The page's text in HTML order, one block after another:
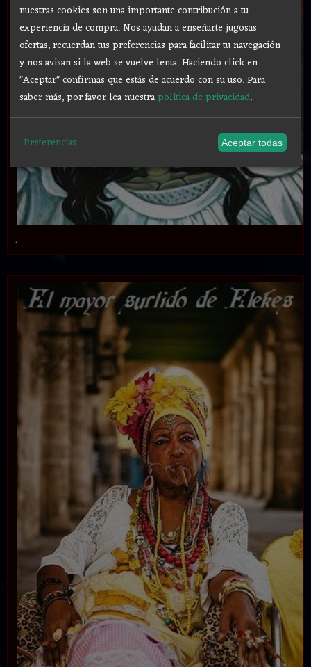
.
nuestras cookies son una importante contribución a tu
experiencia de compra. Nos ayudan a enseñarte jugosas
ofertas, recuerdan tus preferencias para facilitar tu navegación
y nos avisan si la web se vuelve lenta. Haciendo click en
"Aceptar" confirmas que estás de acuerdo con su uso.Para
saber más, por favor lea nuestrapolítica de privacidad.
Preferencias Aceptar todas